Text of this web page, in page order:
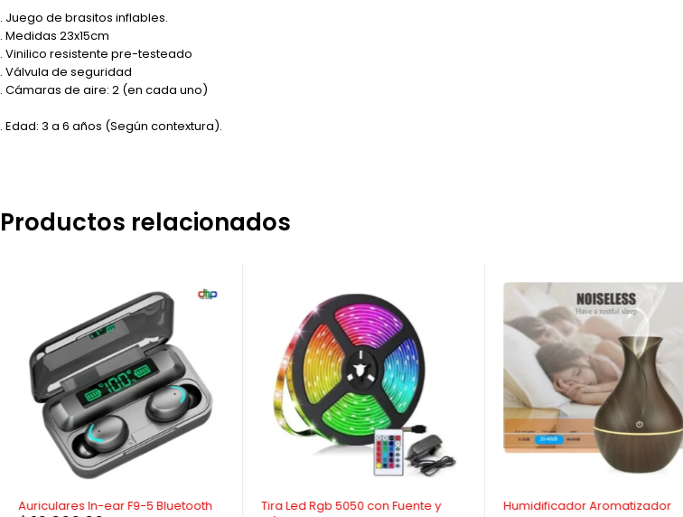
. Juego de brasitos inflables.
. Medidas 23x15cm
. Vinilico resistente pre-testeado
. Válvula de seguridad
. Cámaras de aire: 2 (en cada uno)
. Edad: 3 a 6 años (Según contextura).
Productos relacionados
-7%
Auriculares In-ear F9-5 Bluetooth
-28%
Tira Led Rgb 5050 con Fuente y
-41%
Humidificador Aromatizador